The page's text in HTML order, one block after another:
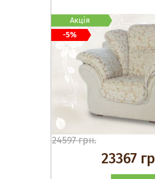
24597 грн.
23367
Акція
-5%